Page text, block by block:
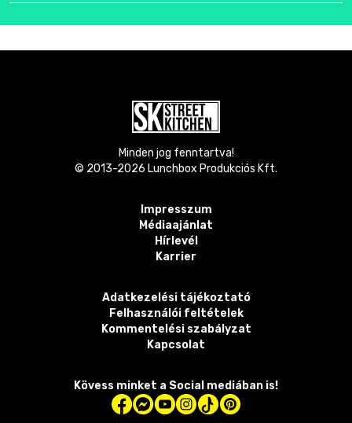
Minden jog fenntartva!
© 2013-2026 Lunchbox Produkciós Kft.
Impresszum
Médiaajánlat
Hírlevél
Karrier
Adatkezelési tájékoztató
Felhasználói feltételek
Kommentelési szabályzat
Kapcsolat
Kövess minket a Social mediában is!